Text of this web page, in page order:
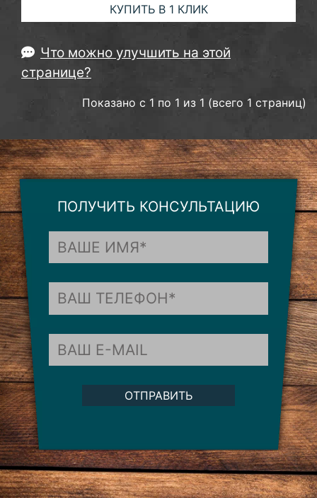
КУПИТЬ В 1 КЛИК
Что можно улучшить на этой
странице?
Показано с 1 по 1 из 1 (всего 1 страниц)
ПОЛУЧИТЬ КОНСУЛЬТАЦИЮ
ОТПРАВИТЬ